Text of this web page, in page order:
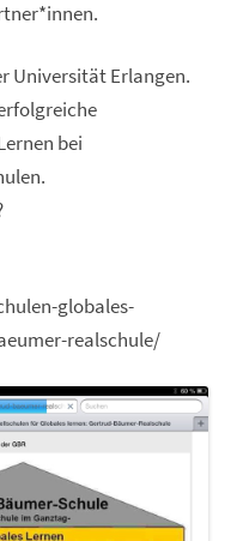
Universität Erlangen.
bei
globales-
realschule/